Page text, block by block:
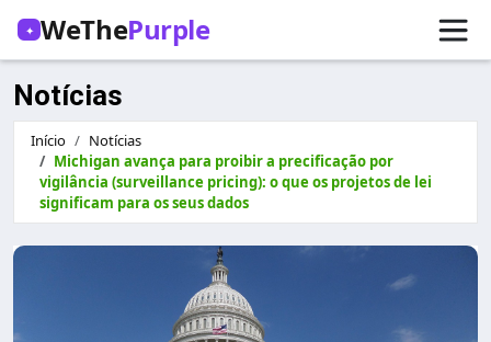
✦ WeThePurple
Notícias
Início
Notícias
Michigan avança para proibir a precificação por
vigilância (surveillance pricing): o que os projetos de lei
significam para os seus dados